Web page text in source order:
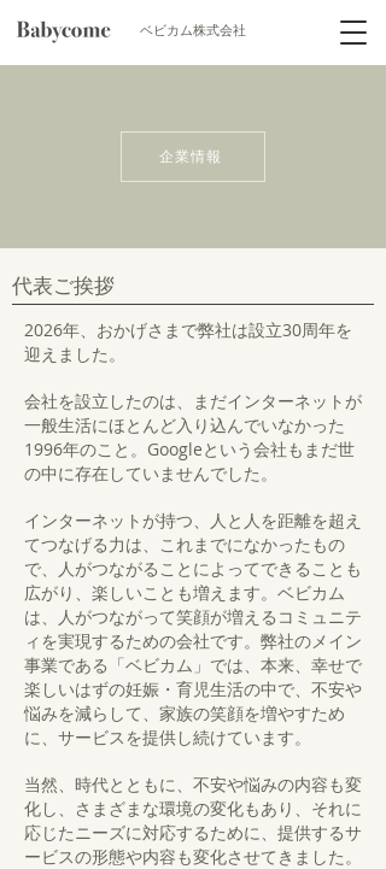
​ベビカム株式会社
企業情報
代表ご挨拶
2026年、おかげさまで弊社は設立30周年を
迎えました。
会社を設立したのは、まだインターネットが
一般生活にほとんど入り込んでいなかった
1996年のこと。Googleという会社もまだ世
の中に存在していませんでした。
インターネットが持つ、人と人を距離を超え
てつなげる力は、これまでになかったもの
で、人がつながることによってできることも
広がり、楽しいことも増えます。ベビカム
は、人がつながって笑顔が増えるコミュニテ
ィを実現するための会社です。弊社のメイン
事業である「ベビカム」では、本来、幸せで
楽しいはずの妊娠・育児生活の中で、不安や
悩みを減らして、家族の笑顔を増やすため
に、サービスを提供し続けています。
当然、時代とともに、不安や悩みの内容も変
化し、さまざまな環境の変化もあり、それに
応じたニーズに対応するために、提供するサ
ービスの形態や内容も変化させてきました。